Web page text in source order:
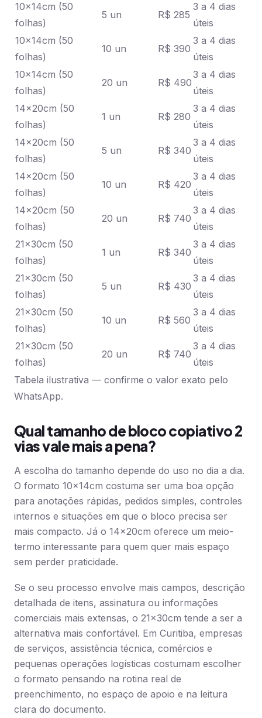
10x14cm (50
folhas)
5 un R$ 285
3 a 4 dias
úteis
10x14cm (50
folhas)
10 un R$ 390
3 a 4 dias
úteis
10x14cm (50
folhas)
20 un R$ 490
3 a 4 dias
úteis
14x20cm (50
folhas)
1 un R$ 280
3 a 4 dias
úteis
14x20cm (50
folhas)
5 un R$ 340
3 a 4 dias
úteis
14x20cm (50
folhas)
10 un R$ 420
3 a 4 dias
úteis
14x20cm (50
folhas)
20 un R$ 740
3 a 4 dias
úteis
21x30cm (50
folhas)
1 un R$ 340
3 a 4 dias
úteis
21x30cm (50
folhas)
5 un R$ 430
3 a 4 dias
úteis
21x30cm (50
folhas)
10 un R$ 560
3 a 4 dias
úteis
21x30cm (50
folhas)
20 un R$ 740
3 a 4 dias
úteis
Tabela ilustrativa — confirme o valor exato pelo
WhatsApp.
Qual tamanho de bloco copiativo 2
vias vale mais a pena?
A escolha do tamanho depende do uso no dia a dia.
O formato 10x14cm costuma ser uma boa opção
para anotações rápidas, pedidos simples, controles
internos e situações em que o bloco precisa ser
mais compacto. Já o 14x20cm oferece um meio-
termo interessante para quem quer mais espaço
sem perder praticidade.
Se o seu processo envolve mais campos, descrição
detalhada de itens, assinatura ou informações
comerciais mais extensas, o 21x30cm tende a ser a
alternativa mais confortável. Em Curitiba, empresas
de serviços, assistência técnica, comércios e
pequenas operações logísticas costumam escolher
o formato pensando na rotina real de
preenchimento, no espaço de apoio e na leitura
clara do documento.